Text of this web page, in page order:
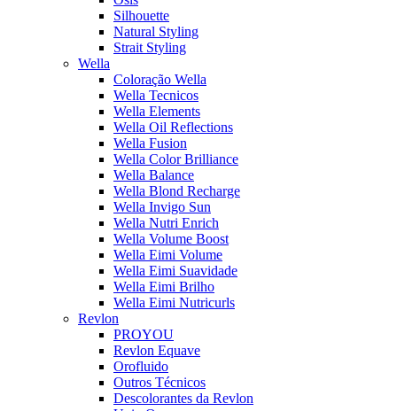
Silhouette
Natural Styling
Strait Styling
Wella
Coloração Wella
Wella Tecnicos
Wella Elements
Wella Oil Reflections
Wella Fusion
Wella Color Brilliance
Wella Balance
Wella Blond Recharge
Wella Invigo Sun
Wella Nutri Enrich
Wella Volume Boost
Wella Eimi Volume
Wella Eimi Suavidade
Wella Eimi Brilho
Wella Eimi Nutricurls
Revlon
PROYOU
Revlon Equave
Orofluido
Outros Técnicos
Descolorantes da Revlon